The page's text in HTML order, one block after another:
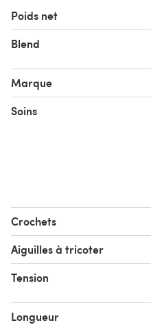
Poids net
Blend
Marque
Soins
Crochets
Aiguilles à tricoter
Tension
Longueur